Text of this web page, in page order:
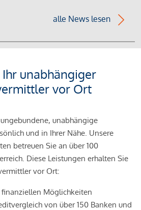
alle News lesen
unabhängiger
vor Ort
unabhängige
und in Ihrer Nähe. Unsere
betreuen Sie an über 100
Diese Leistungen erhalten Sie
vor Ort:
finanziellen Möglichkeiten
von über 150 Banken und